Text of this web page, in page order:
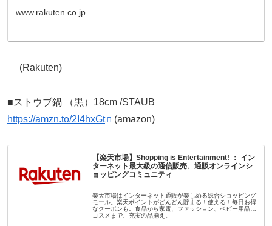
www.rakuten.co.jp
(Rakuten)
■ストウブ鍋 （黒）18cm /STAUB
https://amzn.to/2I4hxGt
(amazon)
【楽天市場】Shopping is Entertainment! ： イン
ターネット最大級の通信販売、通販オンラインシ
ョッピングコミュニティ
楽天市場はインターネット通販が楽しめる総合ショッピング
モール。楽天ポイントがどんどん貯まる！使える！毎日お得
なクーポンも。食品から家電、ファッション、ベビー用品、
コスメまで、充実の品揃え。